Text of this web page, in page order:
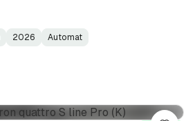
2026
Automat